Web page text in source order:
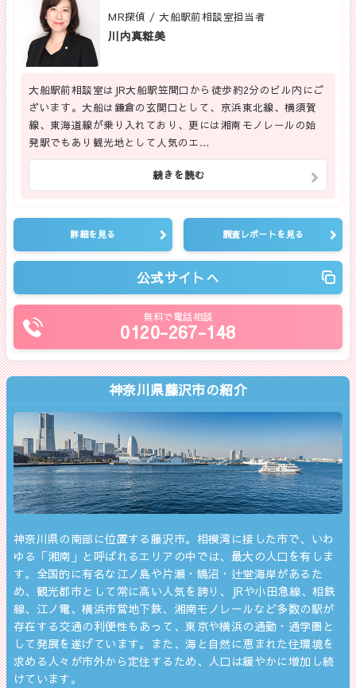
MR探偵 / 大船駅前相談室担当者
川内真粧美
大船駅前相談室はJR大船駅笠間口から徒歩約2分のビル内にご
ざいます。大船は鎌倉の玄関口として、京浜東北線、横須賀
線、東海道線が乗り入れており、更には湘南モノレールの始
発駅でもあり観光地として人気のエ…
続きを読む
詳細を見る 調査レポートを見る
公式サイトへ
無料で電話相談
0120-267-148
神奈川県藤沢市の紹介
神奈川県の南部に位置する藤沢市。相模湾に接した市で、いわ
ゆる「湘南」と呼ばれるエリアの中では、最大の人口を有しま
す。全国的に有名な江ノ島や片瀬・鵠沼・辻堂海岸があるた
め、観光都市として常に高い人気を誇り、JRや小田急線、相鉄
線、江ノ電、横浜市営地下鉄、湘南モノレールなど多数の駅が
存在する交通の利便性もあって、東京や横浜の通勤・通学圏と
して発展を遂げています。また、海と自然に恵まれた住環境を
求める人々が市外から定住するため、人口は緩やかに増加し続
けています。